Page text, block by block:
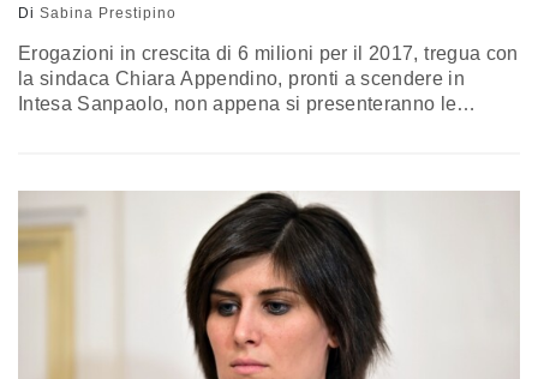
Di Sabina Prestipino
Erogazioni in crescita di 6 milioni per il 2017, tregua con
la sindaca Chiara Appendino, pronti a scendere in
Intesa Sanpaolo, non appena si presenteranno le
interno a una piccola rivoluzione. Il cantiere aperto è
quello…